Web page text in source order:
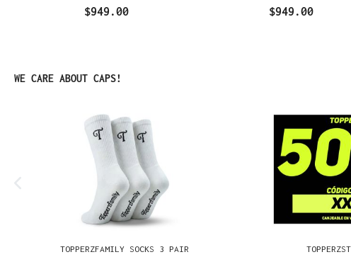
$949.00 $949.00
Omitir la galería de productos
WE CARE ABOUT CAPS!
TOPPERZFAMILY SOCKS 3 PAIR